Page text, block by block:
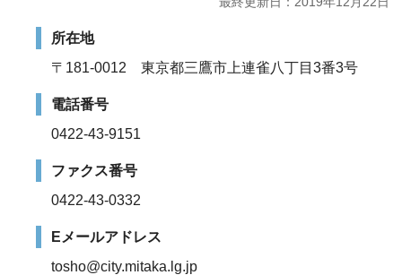
所在地
〒181-0012 東京都三鷹市上連雀八丁目3番3号
電話番号
0422-43-9151
ファクス番号
0422-43-0332
Eメールアドレス
tosho@city.mitaka.lg.jp